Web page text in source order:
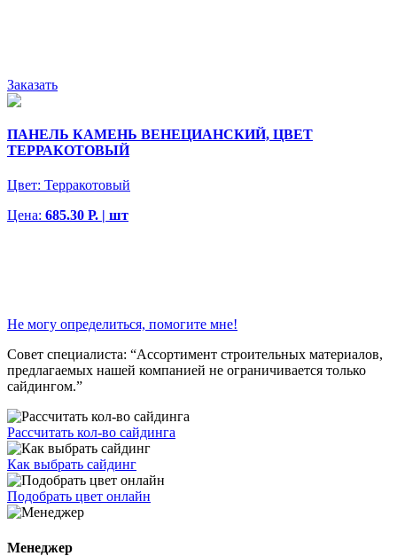
Заказать
ПАНЕЛЬ КАМЕНЬ ВЕНЕЦИАНСКИЙ, ЦВЕТ
ТЕРРАКОТОВЫЙ
Цвет: Терракотовый
Цена: 685.30 Р. | шт
Не могу определиться, помогите мне!
Совет специалиста: “Ассортимент строительных материалов,
предлагаемых нашей компанией не ограничивается только
сайдингом.”
Рассчитать кол-во сайдинга
Как выбрать сайдинг
Подобрать цвет онлайн
Менеджер